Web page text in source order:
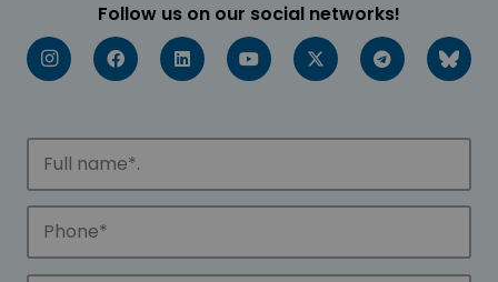
Follow us on our social networks!